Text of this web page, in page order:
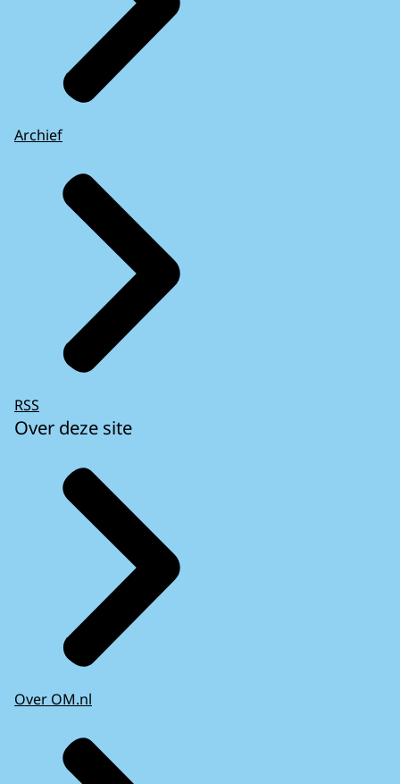
Archief
RSS
Over deze site
Over OM.nl